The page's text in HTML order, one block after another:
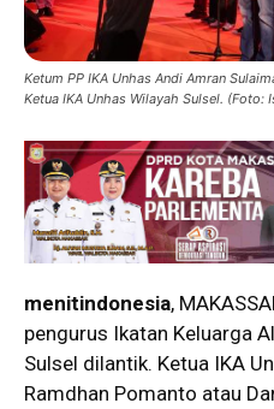
Ketum PP IKA Unhas Andi Amran
Ketua IKA Unhas Wilayah Sulsel. (Foto:
menitindonesia,
pengurus Ikatan Keluarga
Sulsel dilantik. Ketua IKA
Ramdhan Pomanto atau